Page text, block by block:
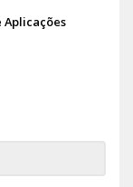
Aplicações